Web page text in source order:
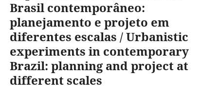
Brasil contemporâneo:
planejamento e projeto em
diferentes escalas / Urbanistic
experiments in contemporary
Brazil: planning and project at
different scales